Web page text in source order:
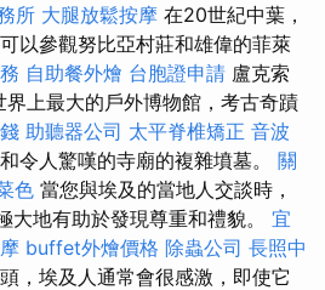
所 大腿放鬆按摩 在20世紀中葉，
以參觀努比亞村莊和雄偉的菲萊
自助餐外燴 台胞證申請 盧克索
界上最大的戶外博物館，考古奇蹟
助聽器公司 太平脊椎矯正 音波
令人驚嘆的寺廟的複雜墳墓。 關
色 當您與埃及的當地人交談時，
大地有助於發現尊重和禮貌。 宜
buffet外燴價格 除蟲公司 長照中
，埃及人通常會很感激，即使它